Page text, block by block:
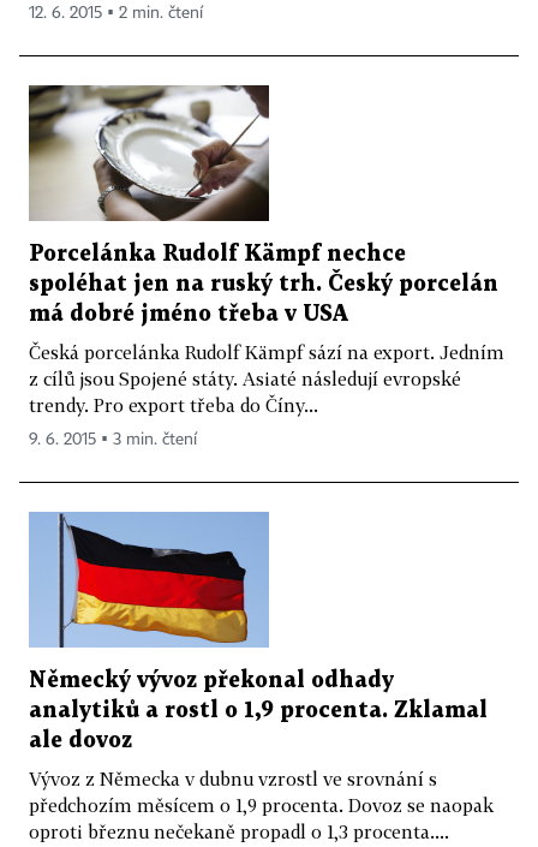
12. 6. 2015 ▪ 2 min. čtení
Porcelánka Rudolf Kämpf nechce
spoléhat jen na ruský trh. Český porcelán
má dobré jméno třeba v USA
Česká porcelánka Rudolf Kämpf sází na export. Jedním
z cílů jsou Spojené státy. Asiaté následují evropské
trendy. Pro export třeba do Číny...
9. 6. 2015 ▪ 3 min. čtení
Německý vývoz překonal odhady
analytiků a rostl o 1,9 procenta. Zklamal
ale dovoz
Vývoz z Německa v dubnu vzrostl ve srovnání s
předchozím měsícem o 1,9 procenta. Dovoz se naopak
oproti březnu nečekaně propadl o 1,3 procenta....